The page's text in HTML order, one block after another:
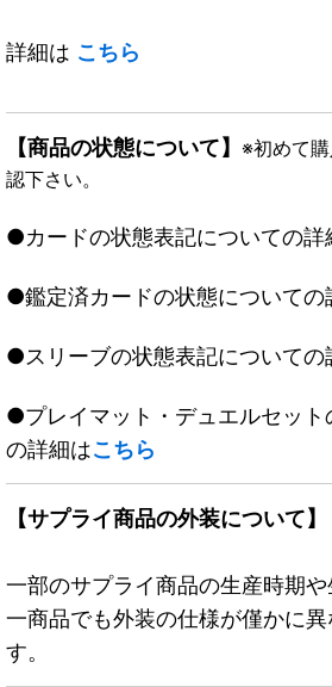
詳細は こちら
【商品の状態について】 ※初めて
認下さい。
●カードの状態表記についての詳
●鑑定済カードの状態についての
●スリーブの状態表記についての
●プレイマット・デュエルセット
の詳細はこちら
【サプライ商品の外装について】
一部のサプライ商品の生産時期
一商品でも外装の仕様が僅かに
す。